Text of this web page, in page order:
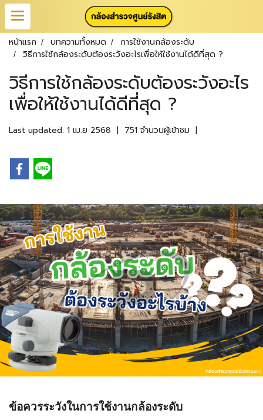
หน้าแรก บทความทั้งหมด
การใช้งานกล้องระดับ
วิธีการใช้กล้องระดับต้องระวังอะไรเพื่อให้ใช้งานได้ดีที่สุด ?
วิธีการใช้กล้องระดับต้องระวังอะไร
เพื่อให้ใช้งานได้ดีที่สุด ?
Last updated: 1 เม.ย 2568 | 751 จำนวนผู้เข้าชม |
ข้อควรระวังในการใช้งานกล้องระดับ